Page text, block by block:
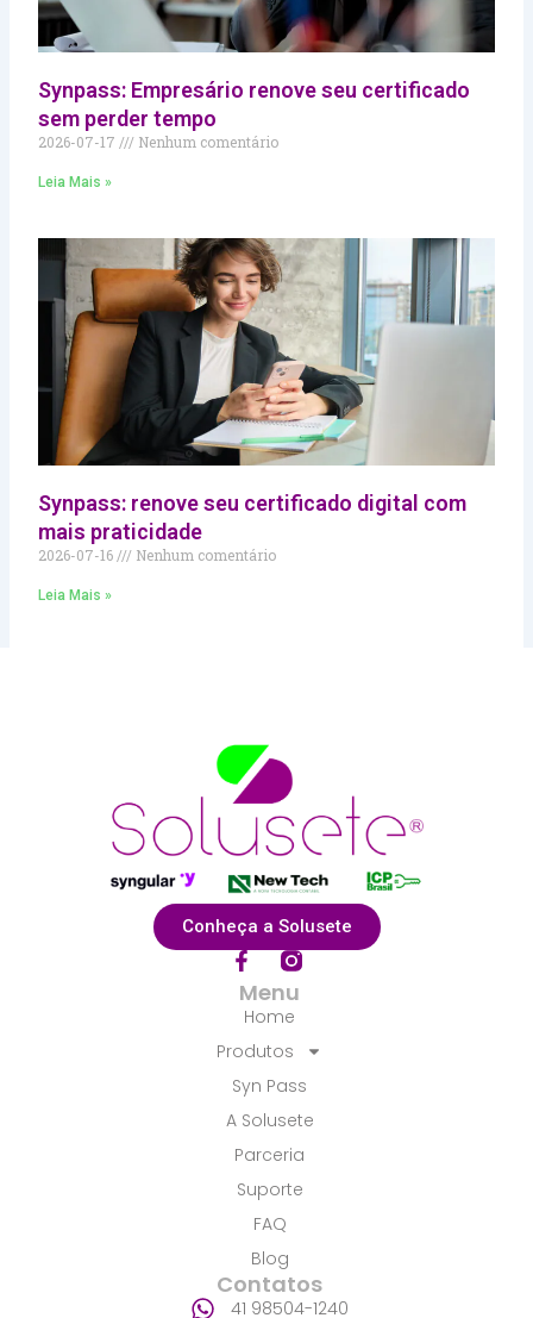
Synpass: Empresário renove seu certificado
sem perder tempo
2026-07-17 Nenhum comentário
Leia Mais »
Synpass: renove seu certificado digital com
mais praticidade
2026-07-16 Nenhum comentário
Leia Mais »
Conheça a Solusete
F
a
c
e
b
o
k
-
f
Menu
Home
Produtos
Syn Pass
A Solusete
Parceria
Suporte
FAQ
Blog
Contatos
41 98504-1240